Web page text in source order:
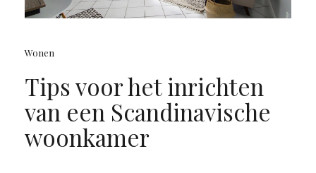
Wonen
Tips voor het inrichten
van een Scandinavische
woonkamer